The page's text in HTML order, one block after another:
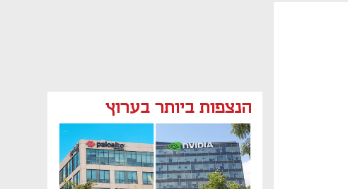
הנצפות ביותר בערוץ